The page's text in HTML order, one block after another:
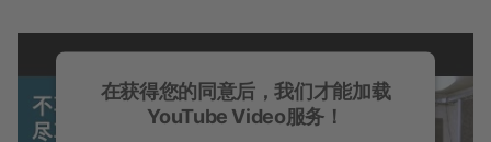
在获得您的同意后，我们才能加载
YouTube Video服务！